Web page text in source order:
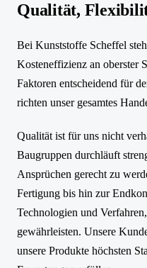
Qualität,
Bei Kunststoffe Scheffel
Kosteneffizienz an oberster
Faktoren entscheidend für
richten unser gesamtes
Qualität ist für uns nicht
Baugruppen durchläuft
Ansprüchen gerecht zu
Fertigung bis hin zur
Technologien und
gewährleisten. Unsere
unsere Produkte höchsten